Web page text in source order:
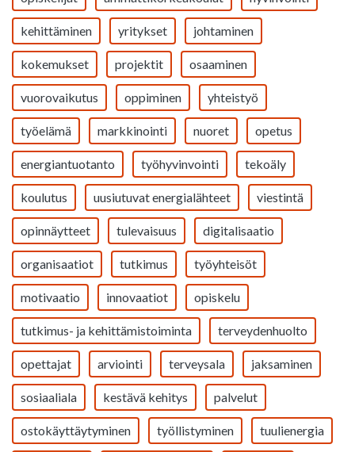
kehittäminen yritykset johtaminen
kokemukset projektit osaaminen
vuorovaikutus oppiminen yhteistyö
työelämä markkinointi nuoret opetus
energiantuotanto työhyvinvointi tekoäly
koulutus uusiutuvat energialähteet viestintä
opinnäytteet tulevaisuus digitalisaatio
organisaatiot tutkimus työyhteisöt
motivaatio innovaatiot opiskelu
tutkimus- ja kehittämistoiminta terveydenhuolto
opettajat arviointi terveysala jaksaminen
sosiaaliala kestävä kehitys palvelut
ostokäyttäytyminen työllistyminen tuulienergia